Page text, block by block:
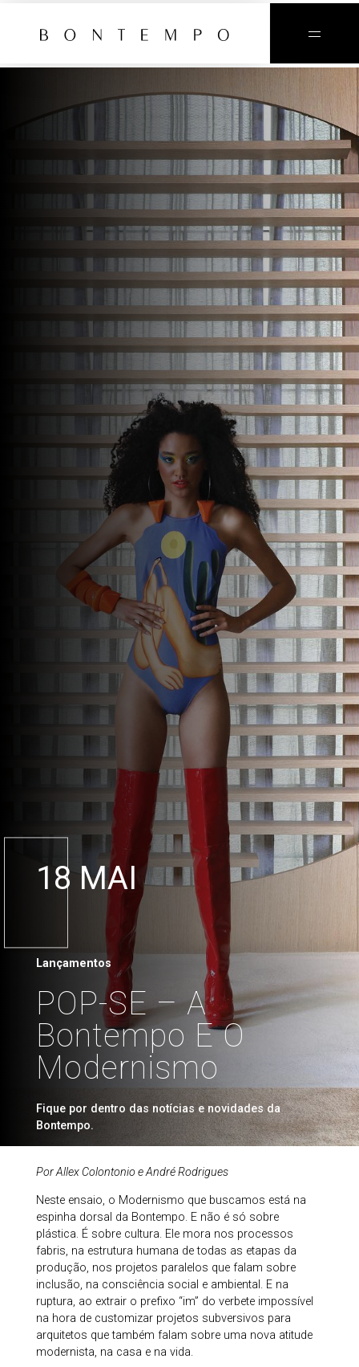
18 MAI
Lançamentos
POP-SE – A
Bontempo E O
Modernismo
Fique por dentro das notícias e novidades da
Bontempo.
Por Allex Colontonio e André Rodrigues
Neste ensaio, o Modernismo que buscamos está na
espinha dorsal da Bontempo. E não é só sobre
plástica. É sobre cultura. Ele mora nos processos
fabris, na estrutura humana de todas as etapas da
produção, nos projetos paralelos que falam sobre
inclusão, na consciência social e ambiental. E na
ruptura, ao extrair o prefixo “im” do verbete impossível
na hora de customizar projetos subversivos para
arquitetos que também falam sobre uma nova atitude
modernista, na casa e na vida.